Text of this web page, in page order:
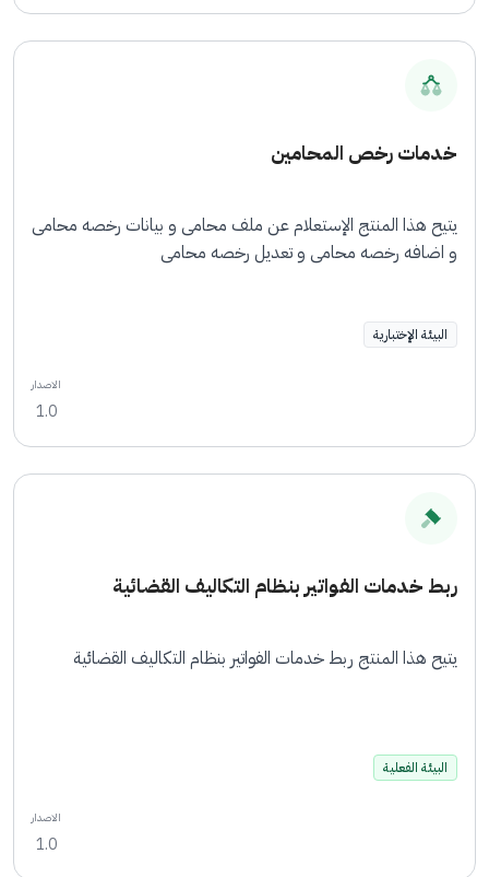
خدمات رخص المحامين
يتيح هذا المنتج الإستعلام عن ملف محامى و بيانات رخصه محامى
و اضافه رخصه محامى و تعديل رخصه محامى
البيئة الإختبارية
الاصدار
1.0
ربط خدمات الفواتير بنظام التكاليف القضائية
يتيح هذا المنتج ربط خدمات الفواتير بنظام التكاليف القضائية
البيئة الفعلية
الاصدار
1.0